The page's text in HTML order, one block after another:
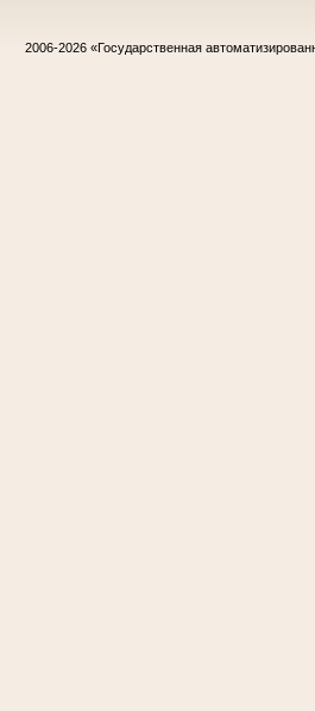
2006-2026 «Государственная